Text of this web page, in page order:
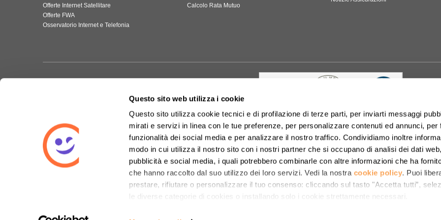
Questo sito web utilizza i cookie
Questo sito utilizza cookie tecnici e di profilazione di terze parti, per inviarti messaggi
mirati e servizi in linea con le tue preferenze, per personalizzare contenuti ed annunci, per
funzionalità dei social media e per analizzare il nostro traffico. Condividiamo inoltre
modo in cui utilizza il nostro sito con i nostri partner che si occupano di analisi dei dati web,
pubblicità e social media, i quali potrebbero combinarle con altre informazioni che ha
che hanno raccolto dal suo utilizzo dei loro servizi. Vedi la nostra cookie policy . Puoi
prestare, rifiutare o personalizzare il tuo consenso: cliccando sul tasto "Accetta tutti”,
le diverse categorie di cookies o installando solo i cookie strettamente necessari.
Offerte Internet Satellitare
Offerte FWA
Osservatorio Internet e Telefonia
Calcolo Rata Mutuo
Innova Semplice S.p.A., sede legale Corso della Vittoria, 31/A - 28100 Novara. P. Iva e Iscrizione Registro delle Imprese di Novara 02312430032 M5UXCR1. Leggi
gestire i propri consensi al trattamento dei dati ed esercitare il proprio diritto di opposizione daquesta pagina web . È vietata la riproduzione, anche solo parziale, di
innovasemplice@legalmail.it
Il servizio di intermediazione assicurativa è offerto da Assicura Semplice Srl a Socio Unico, broker assicurativo regolamentato dall'IVASS ed iscritto al RUI con numero
Vittoria, 31/A - 28100 Novara (NO) - PEC: assicurasemplice@legalmail.it - Telefono: +39 02 20011403.
Condizioni di utilizzo Reclami Documenti
Il servizio di comparazione e mediazione creditizia per i mutui ospitato da ComparaSemplice.it è gestito da Affida S.r.l., iscrizione all'Elenco Mediatori Creditizi OAM n.